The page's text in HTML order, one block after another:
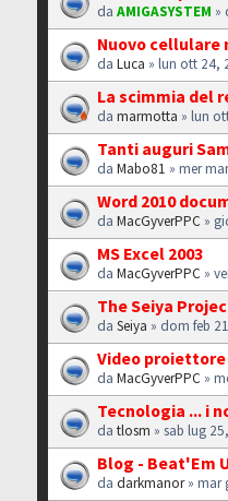
daAMIGASYSTEM »
Nuovo cellulare
daLuca » lun ott 24,
La scimmia del
damarmotta » lun
Tanti auguri
daMabo81 » mer
Word 2010
daMacGyverPPC »
MS Excel 2003
daMacGyverPPC »
The Seiya
daSeiya » dom feb
Video proiettore
daMacGyverPPC »
Tecnologia ... i
datlosm » sab lug
Blog - Beat'Em
dadarkmanor» mar